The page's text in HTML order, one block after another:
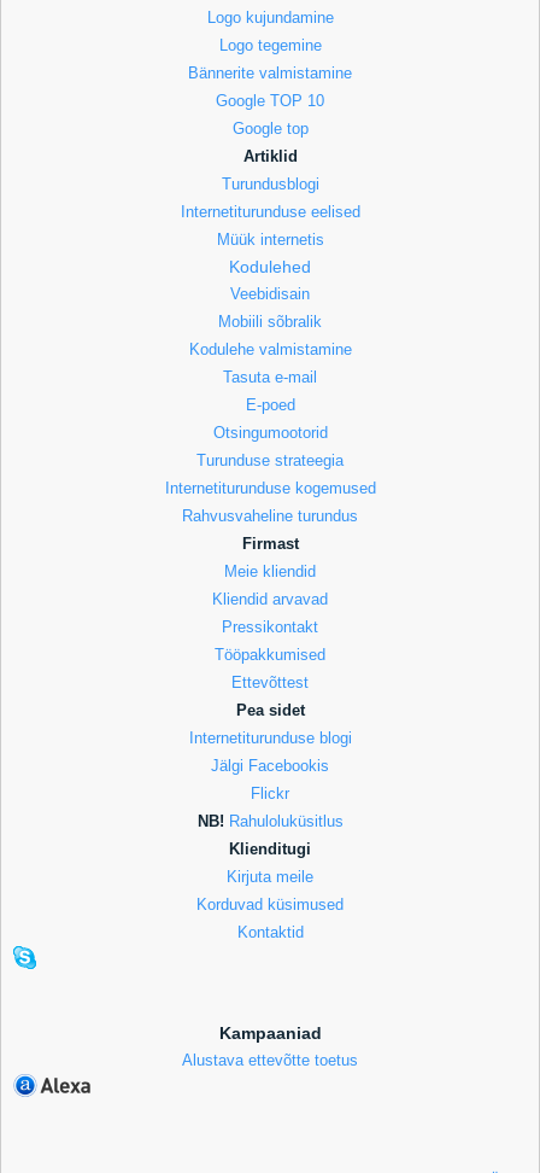
Logo kujundamine
Logo tegemine
Bännerite valmistamine
Google TOP 10
Google top
Artiklid
Turundusblogi
Internetiturunduse eelised
Müük internetis
Kodulehed
Veebidisain
Mobiili sõbralik
Kodulehe valmistamine
Tasuta e-mail
E-poed
Otsingumootorid
Turunduse strateegia
Internetiturunduse kogemused
Rahvusvaheline turundus
Firmast
Meie kliendid
Kliendid arvavad
Pressikontakt
Tööpakkumised
Ettevõttest
Pea sidet
Internetiturunduse blogi
Jälgi Facebookis
Flickr
NB! Rahuloluküsitlus
Klienditugi
Kirjuta meile
Korduvad küsimused
Kontaktid
Kampaaniad
Alustava ettevõtte toetus